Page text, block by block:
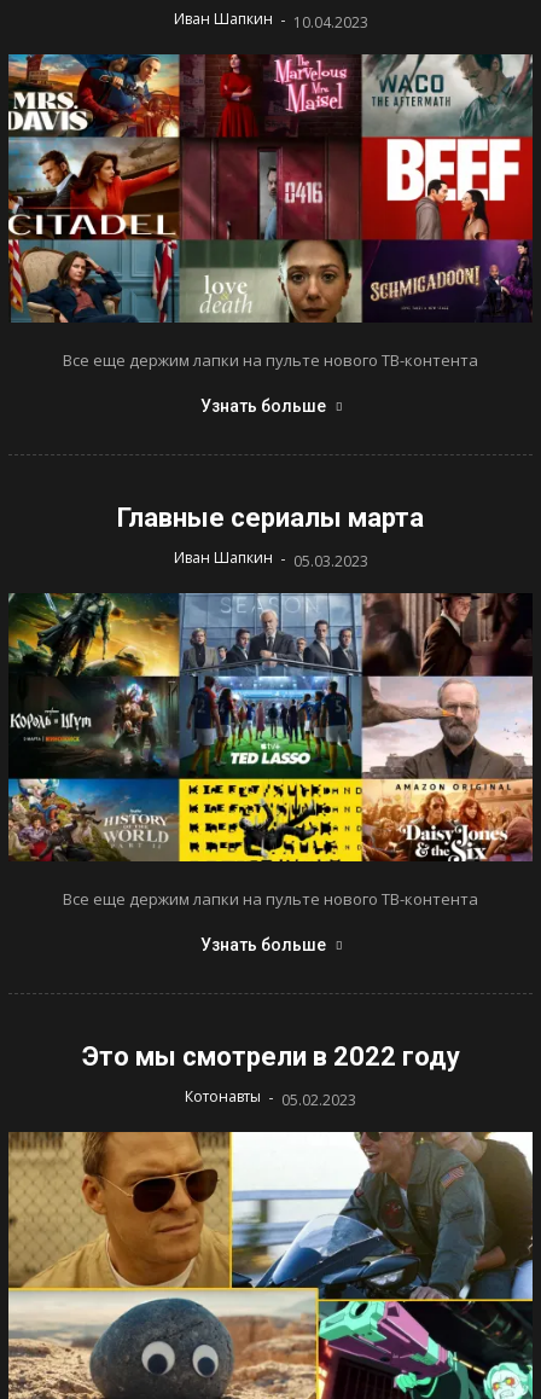
Иван Шапкин - 10.04.2023
Все еще держим лапки на пульте нового ТВ-контента
Узнать больше
Главные сериалы марта
Иван Шапкин - 05.03.2023
Все еще держим лапки на пульте нового ТВ-контента
Узнать больше
Это мы смотрели в 2022 году
Котонавты - 05.02.2023